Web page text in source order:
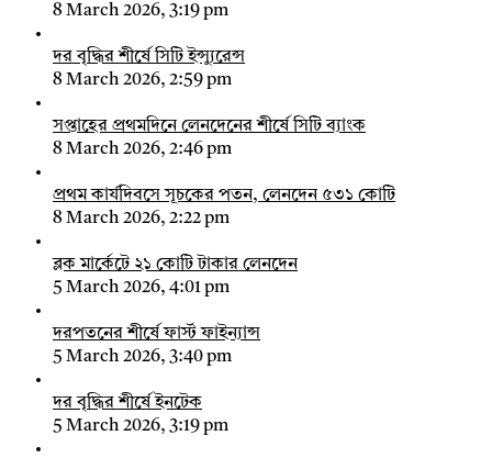
8 March 2026, 3:19 pm
দর বৃদ্ধির শীর্ষে সিটি ইন্স্যুরেন্স
8 March 2026, 2:59 pm
সপ্তাহের প্রথমদিনে লেনদেনের শীর্ষে সিটি ব্যাংক
8 March 2026, 2:46 pm
প্রথম কার্যদিবসে সূচকের পতন, লেনদেন ৫৩১ কোটি
8 March 2026, 2:22 pm
ব্লক মার্কেটে ২১ কোটি টাকার লেনদেন
5 March 2026, 4:01 pm
দরপতনের শীর্ষে ফার্স্ট ফাইন্যান্স
5 March 2026, 3:40 pm
দর বৃদ্ধির শীর্ষে ইনটেক
5 March 2026, 3:19 pm